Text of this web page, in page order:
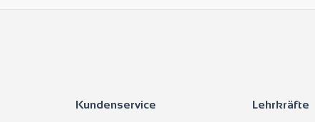
Kundenservice Lehrkräfte